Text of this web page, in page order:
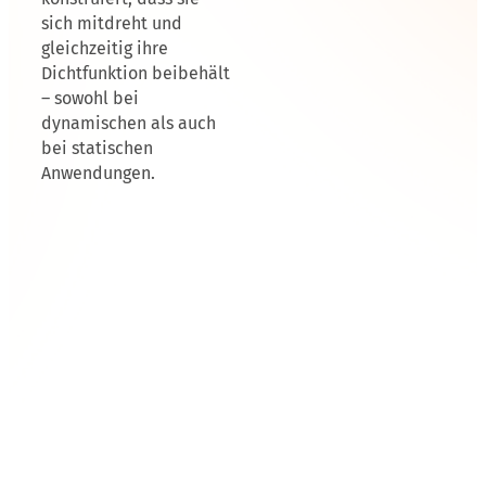
sich mitdreht und
gleichzeitig ihre
Dichtfunktion beibehält
– sowohl bei
dynamischen als auch
bei statischen
Anwendungen.